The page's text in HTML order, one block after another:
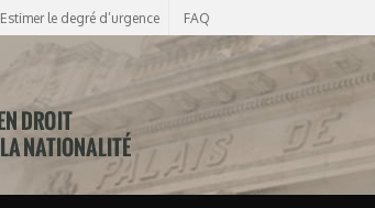
Estimer le degré d’urgence FAQ